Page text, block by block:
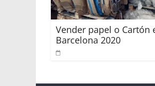
Vender papel o Cartón
Barcelona 2020